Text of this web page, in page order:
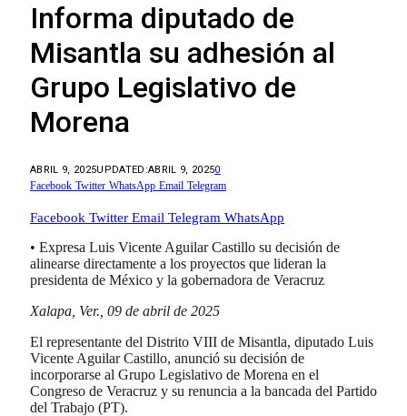
Informa diputado de
Misantla su adhesión al
Grupo Legislativo de
Morena
ABRIL 9, 2025UPDATED:ABRIL 9, 20250
Facebook Twitter WhatsApp Email Telegram
Facebook Twitter Email Telegram WhatsApp
• Expresa Luis Vicente Aguilar Castillo su decisión de
alinearse directamente a los proyectos que lideran la
presidenta de México y la gobernadora de Veracruz
Xalapa, Ver., 09 de abril de 2025
El representante del Distrito VIII de Misantla, diputado Luis
Vicente Aguilar Castillo, anunció su decisión de
incorporarse al Grupo Legislativo de Morena en el
Congreso de Veracruz y su renuncia a la bancada del Partido
del Trabajo (PT).